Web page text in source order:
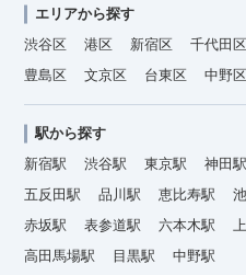
エリアから探す
渋谷区
港区 新宿区 千代田区
豊島区
文京区 台東区 中野区
駅から探す
新宿駅
渋谷駅 東京駅 神田駅
五反田駅
品川駅 恵比寿駅
赤坂駅
表参道駅 六本木駅
高田馬場駅
目黒駅 中野駅